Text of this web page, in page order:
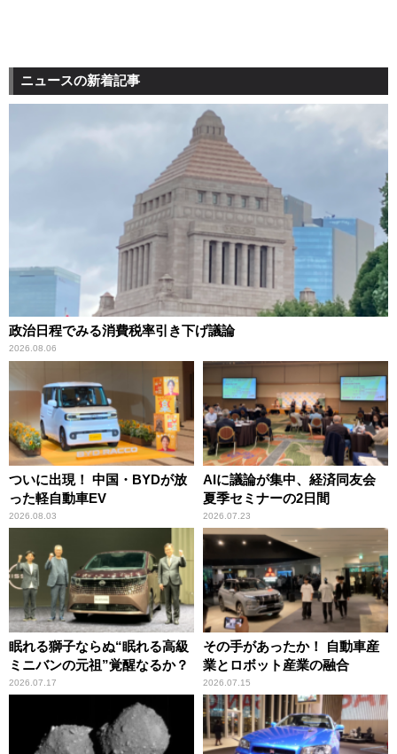
ニュースの新着記事
政治日程でみる消費税率引き下げ議論
2026.08.06
ついに出現！ 中国・BYDが放
った軽自動車EV
2026.08.03
AIに議論が集中、経済同友会
夏季セミナーの2日間
2026.07.23
眠れる獅子ならぬ“眠れる高級
ミニバンの元祖”覚醒なるか？
2026.07.17
その手があったか！ 自動車産
業とロボット産業の融合
2026.07.15